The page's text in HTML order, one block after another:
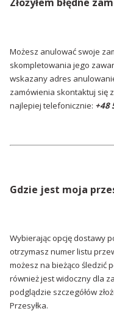
Możesz anulować swoje
skompletowania jego
wskazany adres
zamówienia skontaktuj się
najlepiej telefonicznie: +48
Gdzie jest moja
Wybierając opcję dostawy
otrzymasz numer listu
możesz na bieżąco śledzić
również jest widoczny dla
podglądzie szczegółów
Przesyłka.